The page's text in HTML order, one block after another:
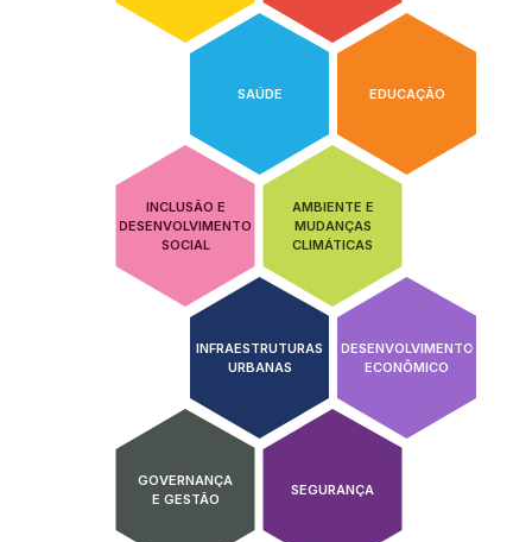
SAÚDE EDUCAÇÃO
INCLUSÃO E
DESENVOLVIMENTO
SOCIAL
AMBIENTE E
MUDANÇAS
CLIMÁTICAS
INFRAESTRUTURAS
URBANAS
DESENVOLVIMENTO
ECONÔMICO
GOVERNANÇA
E GESTÃO
SEGURANÇA